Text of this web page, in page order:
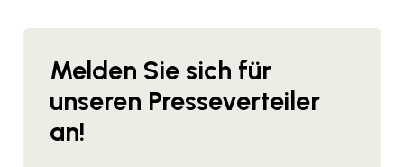
Melden Sie sich für
unseren Presseverteiler
an!